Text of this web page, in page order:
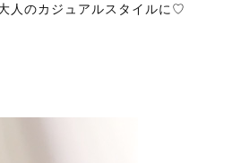
人のカジュアルスタイルに♡